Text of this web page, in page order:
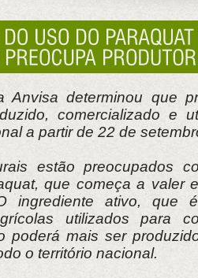
Anvisa determinou que
comercializado e
a partir de 22 de
estão preocupados
que começa a valer
ingrediente ativo, que
utilizados para
poderá mais ser
o território nacional.